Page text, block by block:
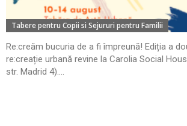
Tabere pentru Copii si Sejururi pentru Familii
Re:creăm bucuria de a fi împreună! Ediția a
re:creație urbană revine la Carolia Social
str. Madrid 4)....